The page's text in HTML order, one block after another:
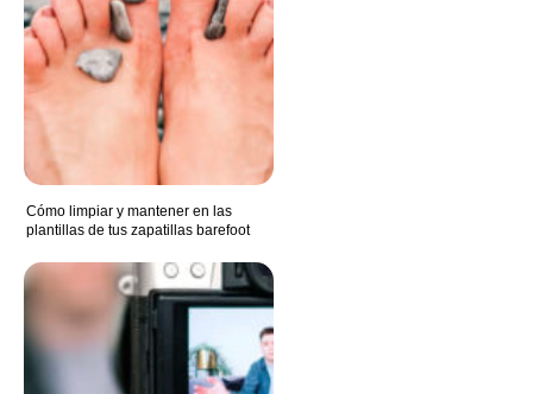
Cómo limpiar y mantener en las
plantillas de tus zapatillas barefoot